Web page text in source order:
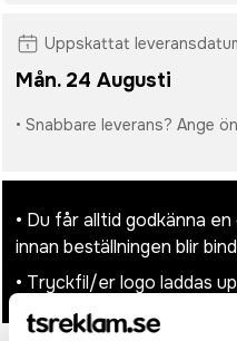
Uppskattat
Mån. 24 Augusti
• Snabbare leverans? Ange
• Du får alltid godkänna
innan beställningen blir
• Tryckfil/er logo laddas